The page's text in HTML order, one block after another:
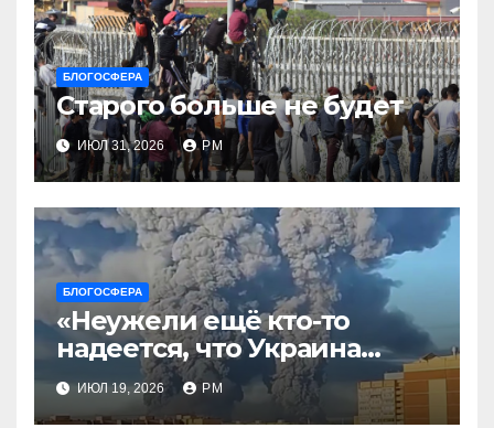
БЛОГОСФЕРА
Старого больше не будет
ИЮЛ 31, 2026 РМ
БЛОГОСФЕРА
«Неужели ещё кто-то
надеется, что Украина
будет действовать
непоследовательно?»
ИЮЛ 19, 2026 РМ